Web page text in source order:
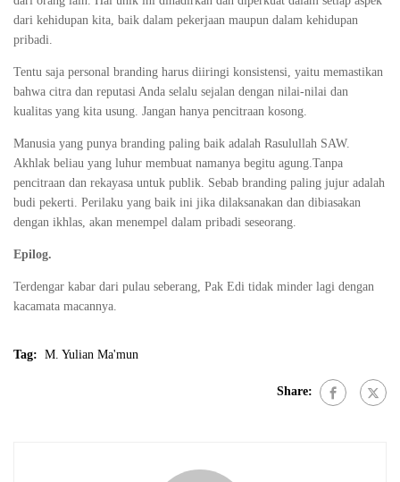
dari kehidupan kita, baik dalam pekerjaan maupun dalam kehidupan
pribadi.
Tentu saja personal branding harus diiringi konsistensi, yaitu memastikan
bahwa citra dan reputasi Anda selalu sejalan dengan nilai-nilai dan
kualitas yang kita usung. Jangan hanya pencitraan kosong.
Manusia yang punya branding paling baik adalah Rasulullah SAW.
Akhlak beliau yang luhur membuat namanya begitu agung.Tanpa
pencitraan dan rekayasa untuk publik. Sebab branding paling jujur adalah
budi pekerti. Perilaku yang baik ini jika dilaksanakan dan dibiasakan
dengan ikhlas, akan menempel dalam pribadi seseorang.
Epilog.
Terdengar kabar dari pulau seberang, Pak Edi tidak minder lagi dengan
kacamata macannya.
Tag: M. Yulian Ma'mun
Share: